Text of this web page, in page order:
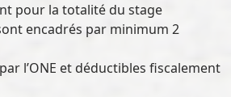
pour la totalité du stage
encadrés par minimum 2
l’ONE et déductibles fiscalement